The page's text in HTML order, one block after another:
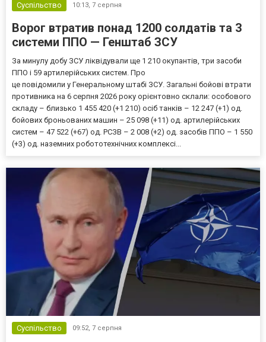
Суспільство 10:13, 7 серпня
Ворог втратив понад 1200 солдатів та 3
системи ППО — Генштаб ЗСУ
За минулу добу ЗСУ ліквідували ще 1 210 окупантів, три засоби
ППО і 59 артилерійських систем. Про
це повідомили у Генеральному штабі ЗСУ. Загальні бойові втрати
противника на 6 серпня 2026 року орієнтовно склали: особового
складу – близько 1 455 420 (+1 210) осіб танків – 12 247 (+1) од.
бойових броньованих машин – 25 098 (+11) од. артилерійських
систем – 47 522 (+67) од. РСЗВ – 2 008 (+2) од. засобів ППО – 1 550
(+3) од. наземних робототехнічних комплексі...
Суспільство 09:52, 7 серпня